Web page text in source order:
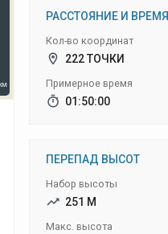
РАССТОЯНИЕ И ВРЕМЯ
Кол-во координат
222 ТОЧКИ
Примерное время
01:50:00
ПЕРЕПАД ВЫСОТ
Набор высоты
251 М
Макс. высота